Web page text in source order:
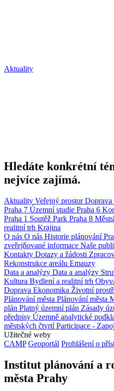
Aktuality
Hledáte konkrétní
nejvíce zajímá.
Aktuality Veřejný prostorDoprava
Praha 7 Územní studie Praha 6
Praha 1 Soutěž Park Praha 8
realitní trh Krajina
O nás O nás Historie plánování
zveřejňované informace Naše
Kontakty Dotazy a žádosti
Rekonstrukce areálu Emauzy
Data a analýzy Data a analýzy
Kultura Bydlení a realitní trh
Doprava Ekonomika Životní
Plánování města Plánování města
plán Platný územní plán Zásady
předpisy Územně analytické
městských čtvrtíParticipace -
Užitečné weby
CAMP Geoportál Prohlášení o
Institut plánování a
města Prahy